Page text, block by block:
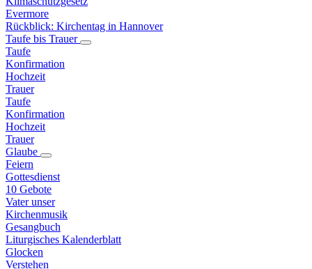
Evermore
Rückblick: Kirchentag in Hannover
Taufe bis Trauer
Taufe
Konfirmation
Hochzeit
Trauer
Taufe
Konfirmation
Hochzeit
Trauer
Glaube
Feiern
Gottesdienst
10 Gebote
Vater unser
Kirchenmusik
Gesangbuch
Liturgisches Kalenderblatt
Glocken
Verstehen